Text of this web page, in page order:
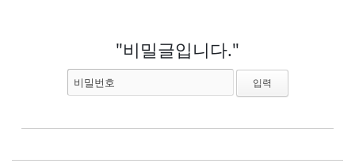
"비밀글입니다."
비밀번호